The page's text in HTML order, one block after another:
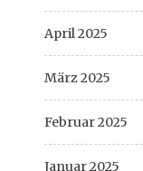
April 2025
März 2025
Februar 2025
Januar 2025